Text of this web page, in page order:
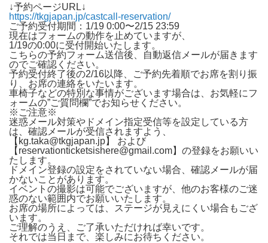
↓予約ページURL↓
https://tkgjapan.jp/castcall-reservation/
ご予約受付期間：1/19 0:00〜2/15 23:59
現在はフォームの動作を止めていますが、
1/19の0:00に受付開始いたします。
こちらの予約フォーム送信後、自動返信メールが届きます
のでご確認ください。
予約受付終了後の2/16以降、ご予約先着順でお席を割り振
り、お席の連絡をいたいます。
車椅子などの特別な事情がございます場合は、お気軽にフ
ォームの”ご質問欄”でお知らせください。
※ご注意※
迷惑メール対策やドメイン指定受信等を設定している方
は、確認メールが受信されますよう、
【kg.taka@tkgjapan.jp】 および
【reservationticketsishere@gmail.com】の登録をお願いい
たします。
ドメイン登録の設定をされていない場合、確認メールが届
かないことがあります。
イベントの撮影は可能でございますが、他のお客様のご迷
惑のない範囲内でお願いいたします。
お席の場所によっては、ステージが見えにくい場合もござ
います。
ご理解のうえ、ご了承いただければ幸いです。
それでは当日まで、楽しみにお待ちください。